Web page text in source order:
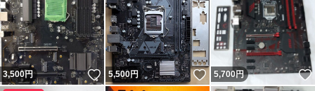
3,500円 いいね！
5,500円 いいね！
5,700円